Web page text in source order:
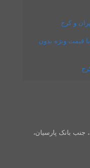
و کرج
قیمت ویژه بدون
1، بلوار نفیسی، جنب بانک پارسیان،